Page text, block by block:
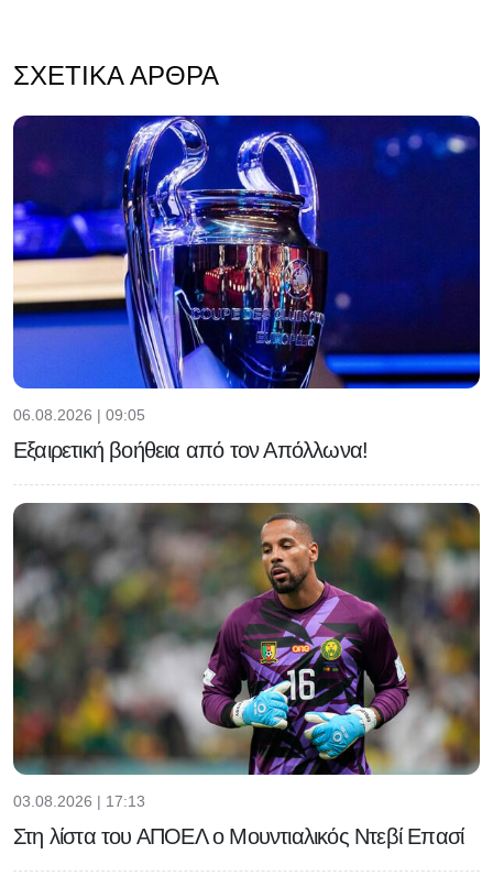
ΣΧΕΤΙΚΆ ΆΡΘΡΑ
06.08.2026 | 09:05
Εξαιρετική βοήθεια από τον Απόλλωνα!
03.08.2026 | 17:13
Στη λίστα του ΑΠΟΕΛ ο Μουντιαλικός Ντεβί Επασί